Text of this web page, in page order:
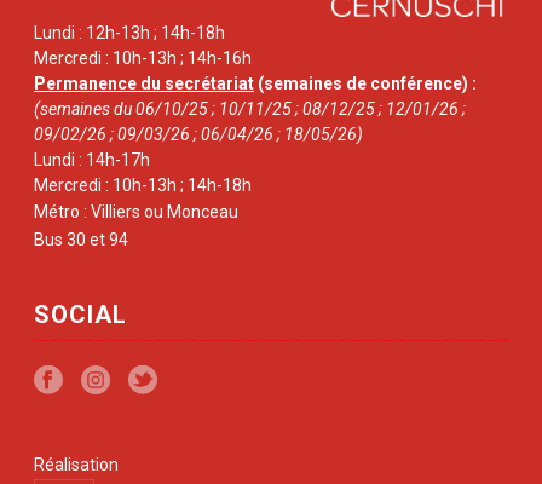
Lundi : 12h-13h ; 14h-18h
Mercredi : 10h-13h ; 14h-16h
Permanence du secrétariat (semaines de conférence) :
(semaines du 06/10/25 ; 10/11/25 ; 08/12/25 ; 12/01/26 ;
09/02/26 ; 09/03/26 ; 06/04/26 ; 18/05/26)
Lundi : 14h-17h
Mercredi : 10h-13h ; 14h-18h
Métro : Villiers ou Monceau
Bus 30 et 94
SOCIAL
Réalisation